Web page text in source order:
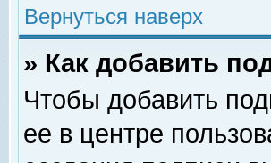
Вернуться наверх
» Как добавить
Чтобы добавить
ее в центре